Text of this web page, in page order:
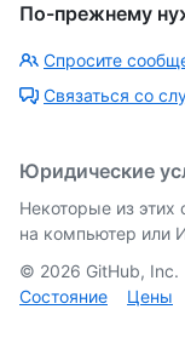
По-прежнему
Спросите
Связаться со
Юридические
Некоторые из
на компьютер или
© 2026 GitHub, Inc.
Состояние
Цены